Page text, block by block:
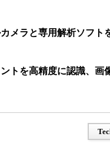
メラと専用解析ソフト
トを高精度に認識、画